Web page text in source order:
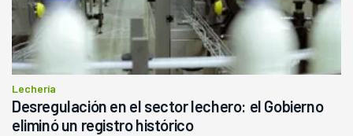
Lechería
Desregulación en el sector lechero: el Gobierno
eliminó un registro histórico